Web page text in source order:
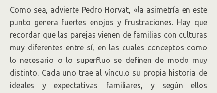
Como sea, advierte Pedro Horvat, «la asimetría en este
punto genera fuertes enojos y frustraciones. Hay que
recordar que las parejas vienen de familias con culturas
muy diferentes entre sí, en las cuales conceptos como
lo necesario o lo superfluo se definen de modo muy
distinto. Cada uno trae al vínculo su propia historia de
ideales y expectativas familiares, y según ellos